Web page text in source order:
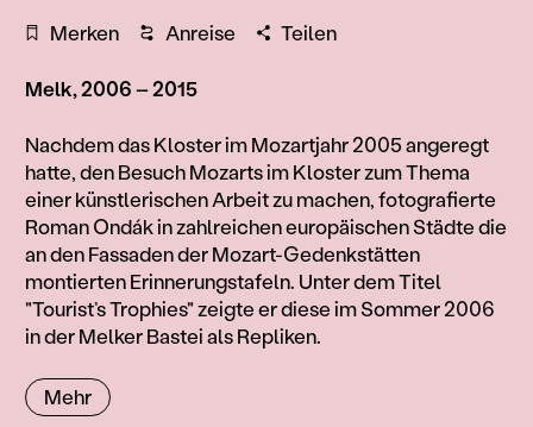
Merken Anreise Teilen
Melk, 2006 – 2015
Information
Nachdem das Kloster im Mozartjahr 2005 angeregt
hatte, den Besuch Mozarts im Kloster zum Thema
einer künstlerischen Arbeit zu machen, fotografierte
Roman Ondák in zahlreichen europäischen Städte die
an den Fassaden der Mozart-Gedenkstätten
montierten Erinnerungstafeln. Unter dem Titel
"Tourist’s Trophies" zeigte er diese im Sommer 2006
in der Melker Bastei als Repliken.
Mehr